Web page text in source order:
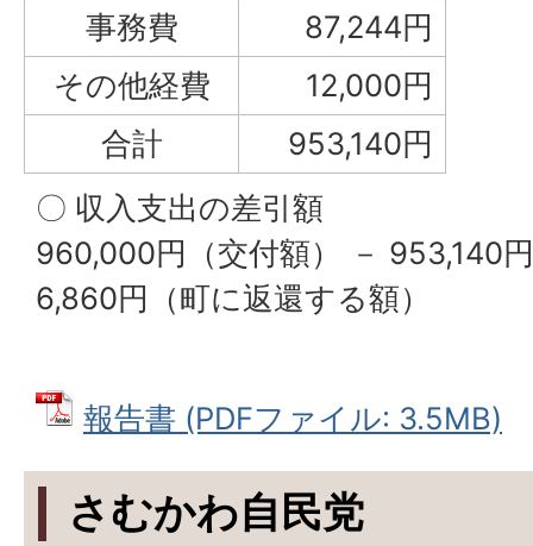
事務費
87,244円
その他経費
12,000円
合計
953,140円
〇 収入支出の差引額
960,000円（交付額） － 953,140
6,860円（町に返還する額）
報告書 (PDFファイル: 3.5MB)
さむかわ自民党